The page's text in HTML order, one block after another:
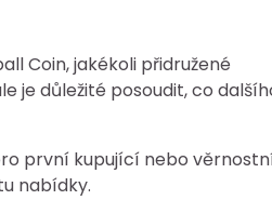
Coin, jakékoli přidružené
je důležité posoudit, co
první kupující nebo
nabídky.